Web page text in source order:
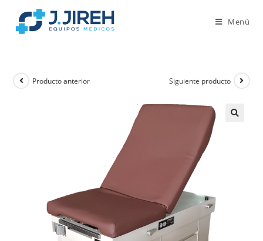
Menú
Producto anterior Siguiente producto